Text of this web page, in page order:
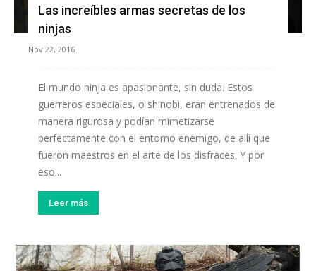
Las increíbles armas secretas de los
ninjas
Nov 22, 2016
El mundo ninja es apasionante, sin duda. Estos
guerreros especiales, o shinobi, eran entrenados de
manera rigurosa y podían mimetizarse
perfectamente con el entorno enemigo, de allí que
fueron maestros en el arte de los disfraces. Y por
eso...
Leer más